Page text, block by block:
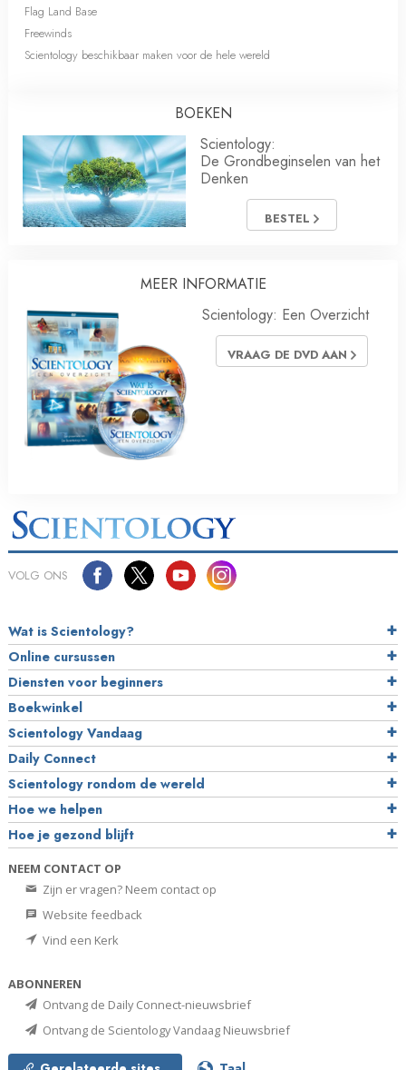
Flag Land Base
Freewinds
Scientology beschikbaar maken voor de hele wereld
BOEKEN
Scientology:
De Grondbeginselen van het
Denken
BESTEL
MEER INFORMATIE
Scientology: Een Overzicht
VRAAG DE DVD AAN
VOLG ONS
Wat is Scientology?
Online cursussen
Diensten voor beginners
Boekwinkel
Scientology Vandaag
Daily Connect
Scientology rondom de wereld
Hoe we helpen
Hoe je gezond blijft
NEEM CONTACT OP
Zijn er vragen? Neem contact op
Website feedback
Vind een Kerk
ABONNEREN
Ontvang de Daily Connect-nieuwsbrief
Ontvang de Scientology Vandaag Nieuwsbrief